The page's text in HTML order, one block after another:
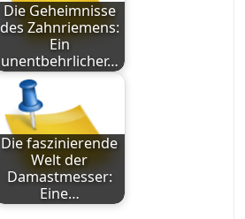
Die Geheimnisse
des Zahnriemens:
Ein
unentbehrlicher…
Die faszinierende
Welt der
Damastmesser:
Eine…